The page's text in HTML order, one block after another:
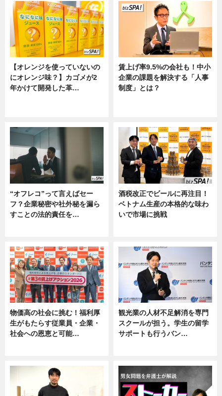
【オレンジを使っていないの
にオレンジ味？】カゴメが2
年かけて開発した革…
賃上げ率9.5%の会社も！中小
企業の課題を解決する「人事
制度」とは？
“オフレコ”って言えばセー
フ？企業秘密や社外秘を漏ら
すことの法的責任を…
酒税改正でビールに再注目！
ベトナム生産の本格的な味わ
いで市場に挑戦
物価高の社会に挑む！福利厚
生がもたらす従業員・企業・
社会への恩恵と可能…
観光業の人材不足解消を専門
スクールが担う。学生の留学
サポートも行うバン…